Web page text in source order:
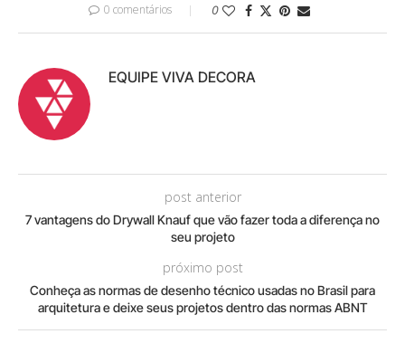
0 comentários 0
EQUIPE VIVA DECORA
post anterior
7 vantagens do Drywall Knauf que vão fazer toda a diferença no
seu projeto
próximo post
Conheça as normas de desenho técnico usadas no Brasil para
arquitetura e deixe seus projetos dentro das normas ABNT